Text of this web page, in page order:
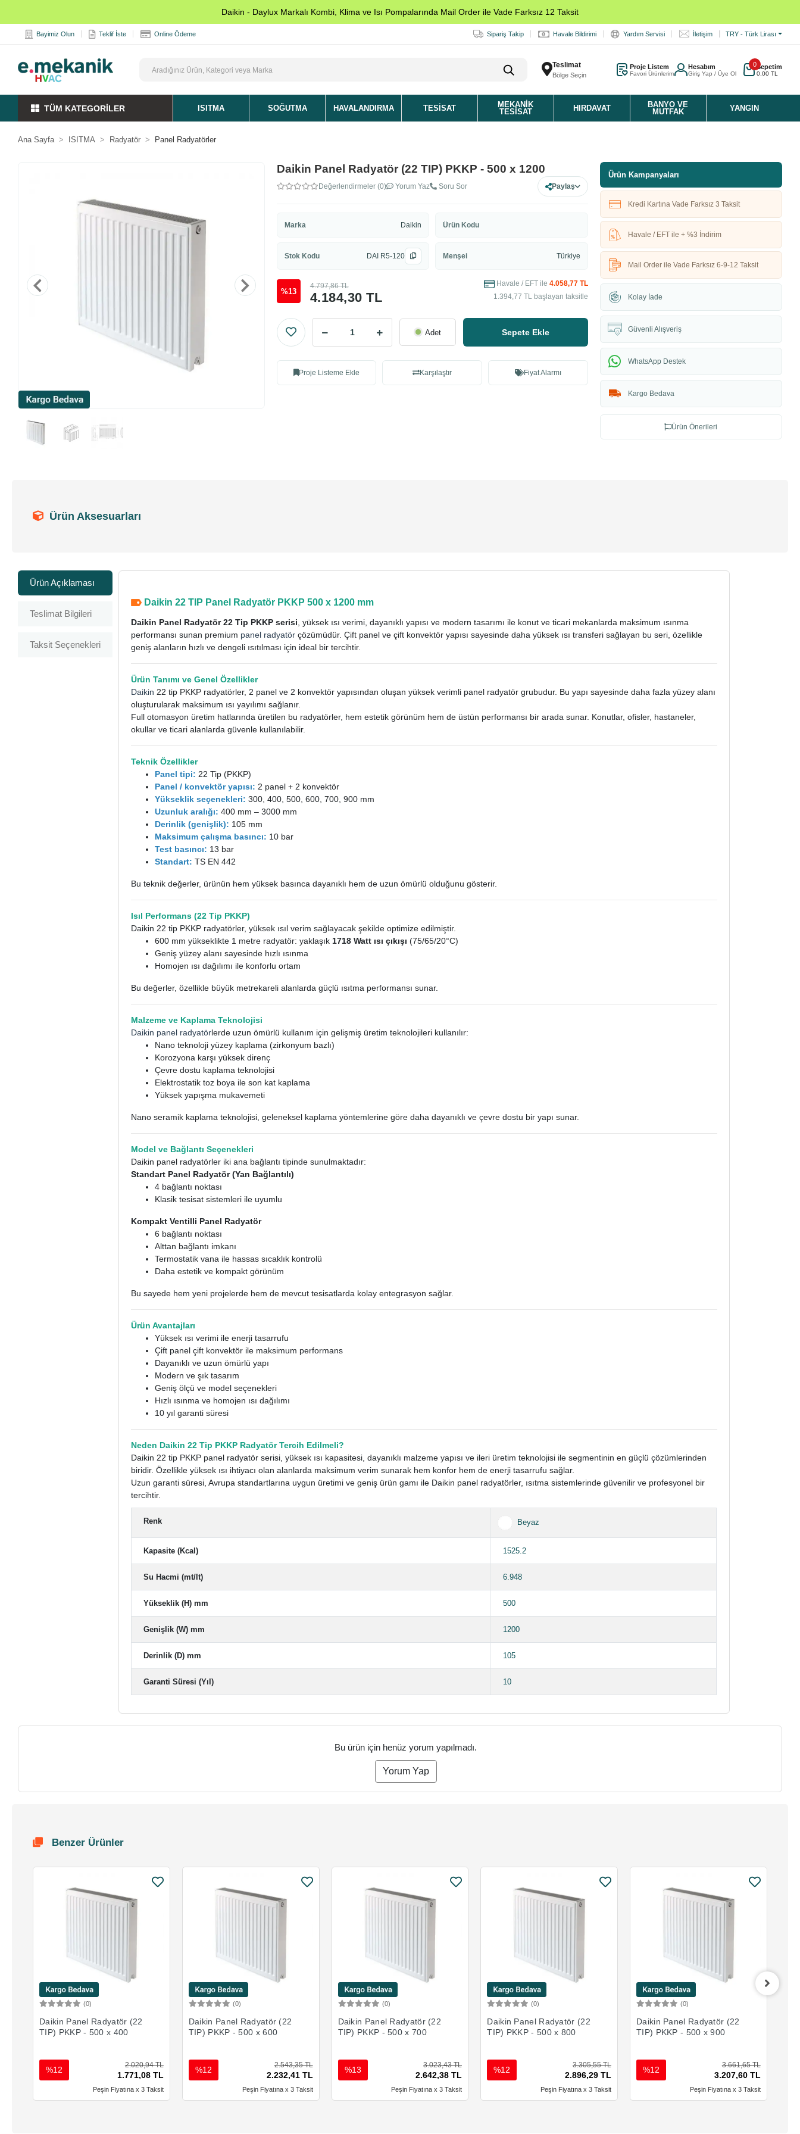
Daikin - Daylux Markalı Kombi, Klima ve Isı Pompalarında Mail Order ile Vade Farksız 12 Taksit
Bayimiz Olun Teklif İste Online Ödeme Sipariş Takip Havale Bildirimi Yardım Servisi İletişim TRY - Türk Lirası
Teslimat
Bölge Seçin
Proje Listem
Favori Ürünlerim
Hesabım
Giriş Yap / Üye Ol
0Sepetim
0,00 TL
TÜM KATEGORİLER ISITMA SOĞUTMA HAVALANDIRMA TESISAT
MEKANIK
TESISAT
HIRDAVAT
BANYO VE
MUTFAK
YANGIN
Ana Sayfa ISITMA Radyatör Panel Radyatörler
Daikin Panel Radyatör (22 TIP) PKKP - 500 x 1200
Değerlendirmeler (0) Yorum Yaz Soru Sor Paylaş
Marka Daikin Ürün Kodu
Stok Kodu DAI R5-120 Menşei Türkiye
%13 4.184,30 TL
4.797,86 TL Havale / EFT ile 4.058,77 TL
1.394,77 TL başlayan taksitle
Adet Sepete Ekle
Proje Listeme Ekle Karşılaştır Fiyat Alarmı
Ürün Kampanyaları
Kredi Kartına Vade Farksız 3 Taksit
Havale / EFT ile + %3 İndirim
Mail Order ile Vade Farksız 6-9-12 Taksit
Kolay İade
Güvenli Alışveriş
WhatsApp Destek
Kargo Bedava
Ürün Önerileri
Ürün Aksesuarları
Ürün Açıklaması
Teslimat Bilgileri
Taksit Seçenekleri
Daikin 22 TIP Panel Radyatör PKKP 500 x 1200 mm
Daikin Panel Radyatör 22 Tip PKKP serisi , yüksek ısı verimi, dayanıklı yapısı ve modern tasarımı ile konut ve ticari mekanlarda maksimum ısınma
performansı sunan premium panel radyatör çözümüdür. Çift panel ve çift konvektör yapısı sayesinde daha yüksek ısı transferi sağlayan bu seri, özellikle
geniş alanların hızlı ve dengeli ısıtılması için ideal bir tercihtir.
Ürün Tanımı ve Genel Özellikler
Daikin 22 tip PKKP radyatörler, 2 panel ve 2 konvektör yapısından oluşan yüksek verimli panel radyatör grubudur. Bu yapı sayesinde daha fazla yüzey alanı
oluşturularak maksimum ısı yayılımı sağlanır.
Full otomasyon üretim hatlarında üretilen bu radyatörler, hem estetik görünüm hem de üstün performansı bir arada sunar. Konutlar, ofisler, hastaneler,
okullar ve ticari alanlarda güvenle kullanılabilir.
Teknik Özellikler
Panel tipi: 22 Tip (PKKP)
Panel / konvektör yapısı: 2 panel + 2 konvektör
Yükseklik seçenekleri: 300, 400, 500, 600, 700, 900 mm
Uzunluk aralığı: 400 mm – 3000 mm
Derinlik (genişlik): 105 mm
Maksimum çalışma basıncı: 10 bar
Test basıncı: 13 bar
Standart: TS EN 442
Bu teknik değerler, ürünün hem yüksek basınca dayanıklı hem de uzun ömürlü olduğunu gösterir.
Isıl Performans (22 Tip PKKP)
Daikin 22 tip PKKP radyatörler, yüksek ısıl verim sağlayacak şekilde optimize edilmiştir.
600 mm yükseklikte 1 metre radyatör: yaklaşık 1718 Watt ısı çıkışı (75/65/20°C)
Geniş yüzey alanı sayesinde hızlı ısınma
Homojen ısı dağılımı ile konforlu ortam
Bu değerler, özellikle büyük metrekareli alanlarda güçlü ısıtma performansı sunar.
Malzeme ve Kaplama Teknolojisi
Daikin panel radyatörlerde uzun ömürlü kullanım için gelişmiş üretim teknolojileri kullanılır:
Nano teknoloji yüzey kaplama (zirkonyum bazlı)
Korozyona karşı yüksek direnç
Çevre dostu kaplama teknolojisi
Elektrostatik toz boya ile son kat kaplama
Yüksek yapışma mukavemeti
Nano seramik kaplama teknolojisi, geleneksel kaplama yöntemlerine göre daha dayanıklı ve çevre dostu bir yapı sunar.
Model ve Bağlantı Seçenekleri
Daikin panel radyatörler iki ana bağlantı tipinde sunulmaktadır:
Standart Panel Radyatör (Yan Bağlantılı)
4 bağlantı noktası
Klasik tesisat sistemleri ile uyumlu
Kompakt Ventilli Panel Radyatör
6 bağlantı noktası
Alttan bağlantı imkanı
Termostatik vana ile hassas sıcaklık kontrolü
Daha estetik ve kompakt görünüm
Bu sayede hem yeni projelerde hem de mevcut tesisatlarda kolay entegrasyon sağlar.
Ürün Avantajları
Yüksek ısı verimi ile enerji tasarrufu
Çift panel çift konvektör ile maksimum performans
Dayanıklı ve uzun ömürlü yapı
Modern ve şık tasarım
Geniş ölçü ve model seçenekleri
Hızlı ısınma ve homojen ısı dağılımı
10 yıl garanti süresi
Neden Daikin 22 Tip PKKP Radyatör Tercih Edilmeli?
Daikin 22 tip PKKP panel radyatör serisi, yüksek ısı kapasitesi, dayanıklı malzeme yapısı ve ileri üretim teknolojisi ile segmentinin en güçlü çözümlerinden
biridir. Özellikle yüksek ısı ihtiyacı olan alanlarda maksimum verim sunarak hem konfor hem de enerji tasarrufu sağlar.
Uzun garanti süresi, Avrupa standartlarına uygun üretimi ve geniş ürün gamı ile Daikin panel radyatörler, ısıtma sistemlerinde güvenilir ve profesyonel bir
tercihtir.
Renk Beyaz
Kapasite (Kcal) 1525.2
Su Hacmi (mt/lt) 6.948
Yükseklik (H) mm 500
Genişlik (W) mm 1200
Derinlik (D) mm 105
Garanti Süresi (Yıl) 10
Bu ürün için henüz yorum yapılmadı.
Yorum Yap
Benzer Ürünler
(0)
Daikin Panel Radyatör (22
TIP) PKKP - 500 x 400
2.020,94 TL
1.771,08 TL
%12
Peşin Fiyatına x 3 Taksit
(0)
Daikin Panel Radyatör (22
TIP) PKKP - 500 x 600
2.543,35 TL
2.232,41 TL
%12
Peşin Fiyatına x 3 Taksit
(0)
Daikin Panel Radyatör (22
TIP) PKKP - 500 x 700
3.023,43 TL
2.642,38 TL
%13
Peşin Fiyatına x 3 Taksit
(0)
Daikin Panel Radyatör (22
TIP) PKKP - 500 x 800
3.305,55 TL
2.896,29 TL
%12
Peşin Fiyatına x 3 Taksit
(0)
Daikin Panel Radyatör (22
TIP) PKKP - 500 x 900
3.661,65 TL
3.207,60 TL
%12
Peşin Fiyatına x 3 Taksit